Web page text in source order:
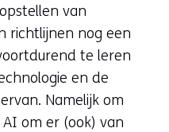
van
richtlijnen nog een
te leren
en de
Namelijk om
om er (ook) van